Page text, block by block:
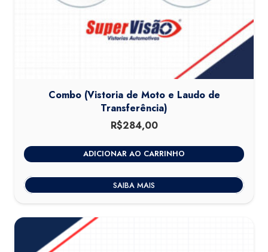
Combo (Vistoria de Moto e Laudo de
Transferência)
R$284,00
ADICIONAR AO CARRINHO
SAIBA MAIS